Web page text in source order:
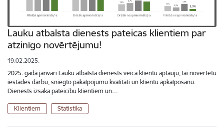
Lauku atbalsta dienests pateicas klientiem par
atzinīgo novērtējumu!
19.02.2025.
2025. gada janvārī Lauku atbalsta dienests veica klientu aptauju, lai novērtētu
iestādes darbu, sniegto pakalpojumu kvalitāti un klientu apkalpošanu.
Dienests izsaka pateicību klientiem un…
Klientiem Statistika